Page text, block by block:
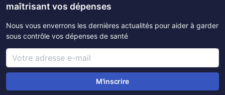
maîtrisant vos dépenses
Nous vous enverrons les dernières actualités pour aider à garder
sous contrôle vos dépenses de santé
M'inscrire